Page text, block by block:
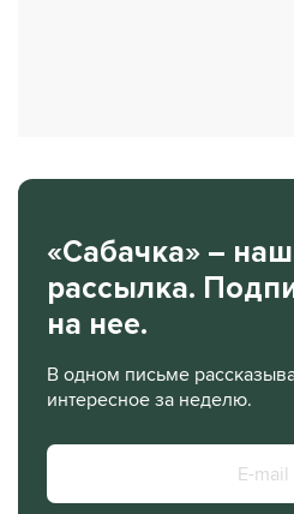
«Сабачка» –
рассылка.
на нее.
В одном письме
интересное за неделю.